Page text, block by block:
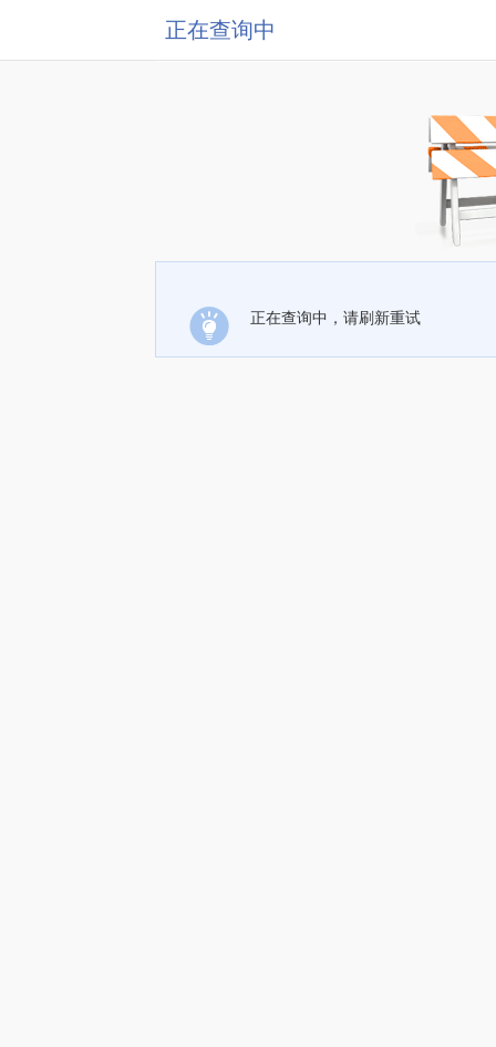
正在查询中
正在查询中，请刷新重试